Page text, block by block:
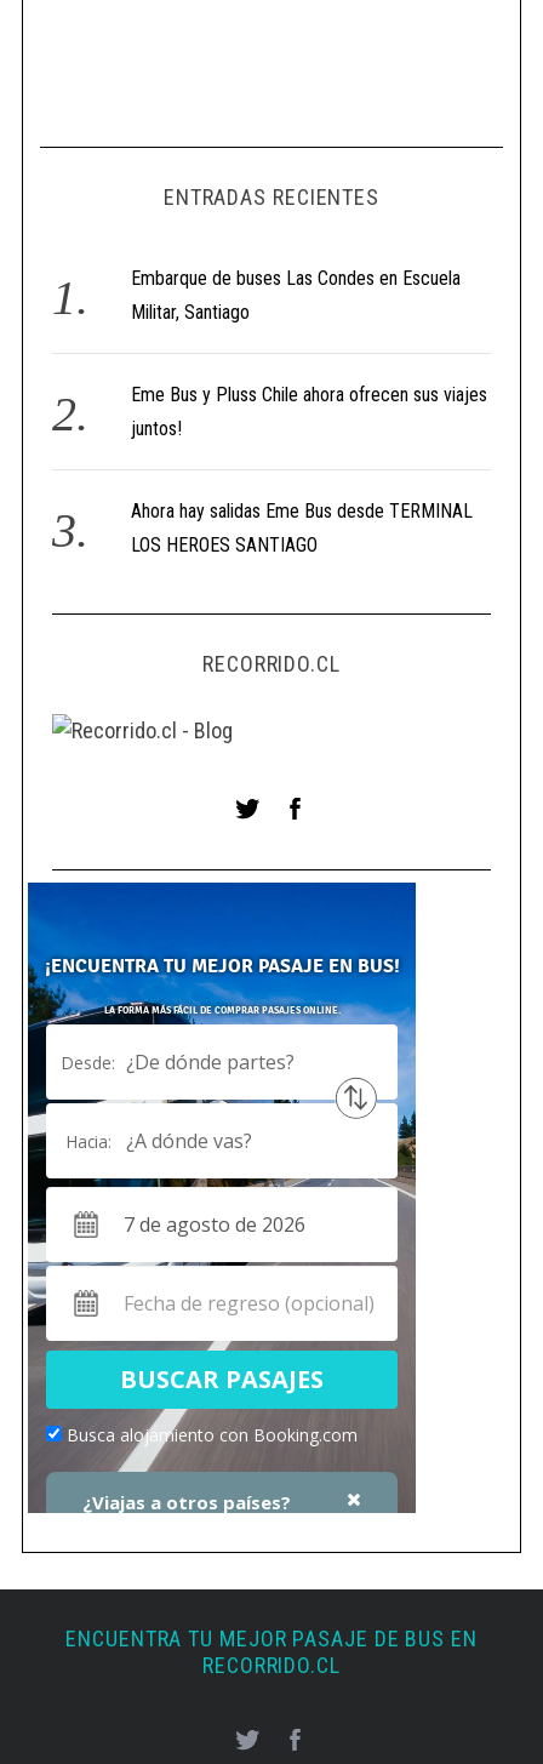
ENTRADAS RECIENTES
Embarque de buses Las Condes en Escuela
Militar, Santiago
Eme Bus y Pluss Chile ahora ofrecen sus viajes
juntos!
Ahora hay salidas Eme Bus desde TERMINAL
LOS HEROES SANTIAGO
RECORRIDO.CL
ENCUENTRA TU MEJOR PASAJE DE BUS EN
RECORRIDO.CL